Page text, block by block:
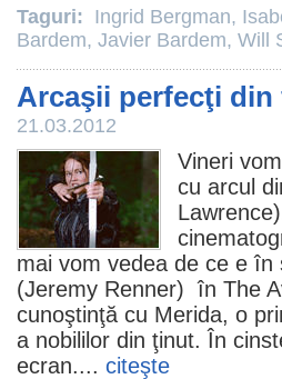
Taguri: Ingrid Bergman,
Bardem, Javier Bardem, Will
Arcaşii perfecţi din
21.03.2012
Vineri
cu arcul
Lawrence
mai vom vedea de ce e
(Jeremy Renner) în The
cunoştinţă cu Merida, o
a nobililor din ţinut. În
ecran.... citeşte